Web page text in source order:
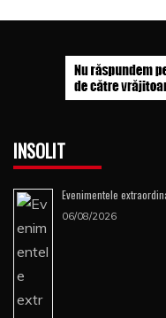
INSOLIT
Evenimentele
06/08/2026